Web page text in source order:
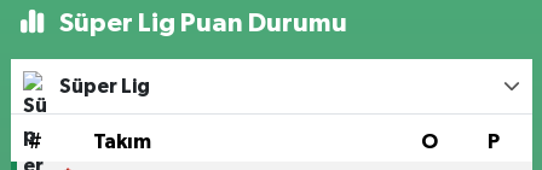
Süper Lig Puan Durumu
Süper Lig
# Takım O P